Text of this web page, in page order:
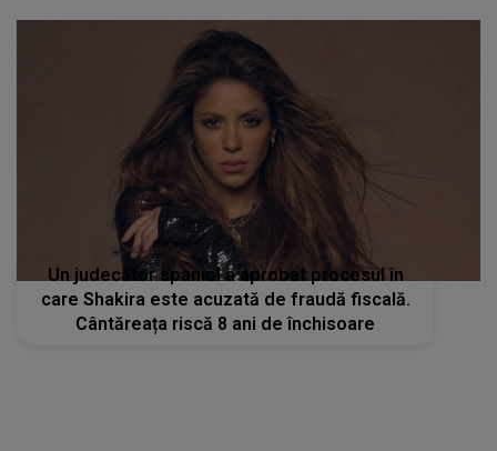
Un judecător spaniol a aprobat procesul în
care Shakira este acuzată de fraudă fiscală.
Cântăreața riscă 8 ani de închisoare